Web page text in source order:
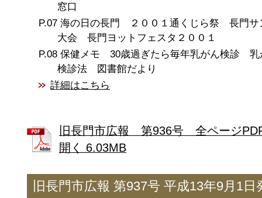
窓口
海の日の長門 ２００１通くじら祭 長門サ
大会 長門ヨットフェスタ２００１
保健メモ 30歳過ぎたら毎年乳がん検診 乳
検診法 図書館だより
詳細はこちら
旧長門市広報 第936号 全ページ
開く 6.03MB
旧長門市広報 第937号 平成13年9月1日